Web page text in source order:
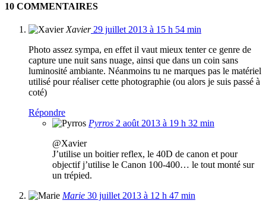
10 COMMENTAIRES
Xavier 29 juillet 2013 à 15 h 54 min
Photo assez sympa, en effet il vaut mieux tenter ce genre de
capture une nuit sans nuage, ainsi que dans un coin sans
luminosité ambiante. Néanmoins tu ne marques pas le matériel
utilisé pour réaliser cette photographie (ou alors je suis passé à
coté)
Répondre
Pyrros 2 août 2013 à 19 h 32 min
@Xavier
J’utilise un boitier reflex, le 40D de canon et pour
objectif j’utilise le Canon 100-400… le tout monté sur
un trépied.
Marie 30 juillet 2013 à 12 h 47 min